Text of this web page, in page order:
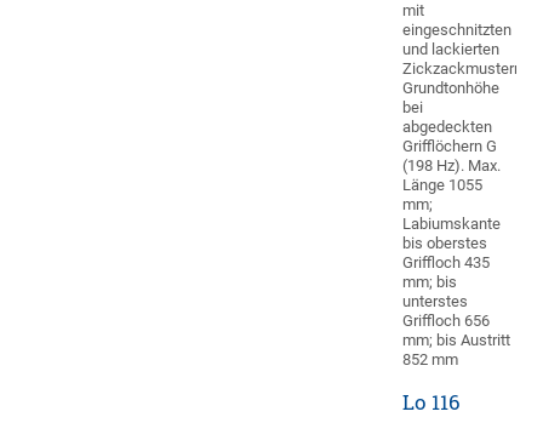
mit
eingeschnitzten
und lackierten
Zickzackmustern.
Grundtonhöhe
bei
abgedeckten
Grifflöchern G
(198 Hz). Max.
Länge 1055
mm;
Labiumskante
bis oberstes
Griffloch 435
mm; bis
unterstes
Griffloch 656
mm; bis Austritt
852 mm
Lo 116